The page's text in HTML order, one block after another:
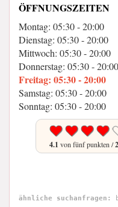
ÖFFNUNGSZEITEN
Montag: 05:30 - 20:00
Dienstag: 05:30 - 20:00
Mittwoch: 05:30 - 20:00
Donnerstag: 05:30 - 20:00
Freitag: 05:30 - 20:00
Samstag: 05:30 - 20:00
Sonntag: 05:30 - 20:00
4.1 von fünf punkten /
ähnliche suchanfragen: